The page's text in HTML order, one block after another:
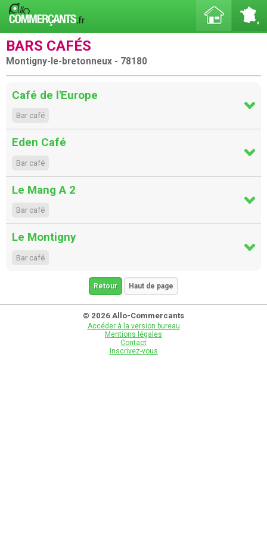
BARS CAFÉS
Montigny-le-bretonneux - 78180
Café de l'Europe
Bar café
Eden Café
Bar café
Le Mang A 2
Bar café
Le Montigny
Bar café
Retour Haut de page
© 2026 Allo-Commercants
Accéder à la version bureau
Mentions légales
Contact
Inscrivez-vous